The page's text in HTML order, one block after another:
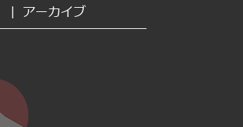
| アーカイブ